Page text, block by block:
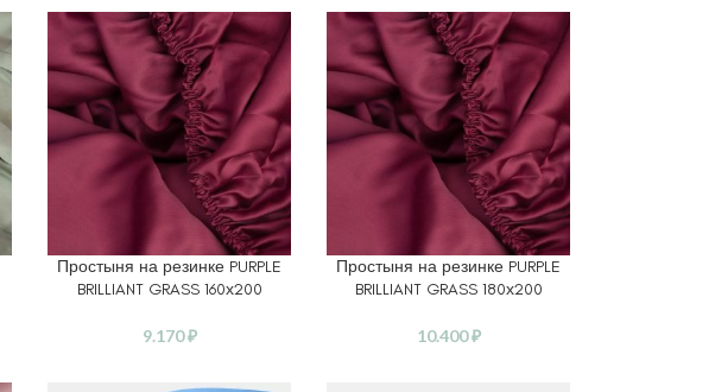
В КОРЗИНУ
Простыня на резинке PURPLE
BRILLIANT GRASS 160х200
9.170₽
В КОРЗИНУ
Простыня на резинке PURPLE
BRILLIANT GRASS 180х200
10.400₽